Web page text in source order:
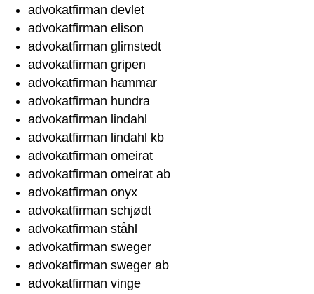
advokatfirman devlet
advokatfirman elison
advokatfirman glimstedt
advokatfirman gripen
advokatfirman hammar
advokatfirman hundra
advokatfirman lindahl
advokatfirman lindahl kb
advokatfirman omeirat
advokatfirman omeirat ab
advokatfirman onyx
advokatfirman schjødt
advokatfirman ståhl
advokatfirman sweger
advokatfirman sweger ab
advokatfirman vinge